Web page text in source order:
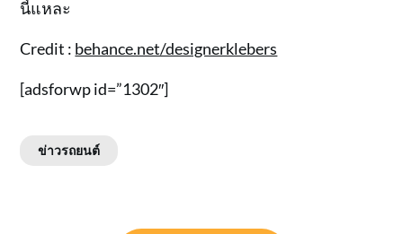
นี้แหละ
Credit : behance.net/designerklebers
[adsforwp id=”1302″]
ข่าวรถยนต์